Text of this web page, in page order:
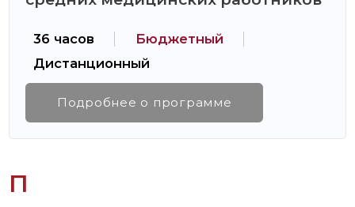
36 часов
Бюджетный
Дистанционный
Подробнее о программе
П